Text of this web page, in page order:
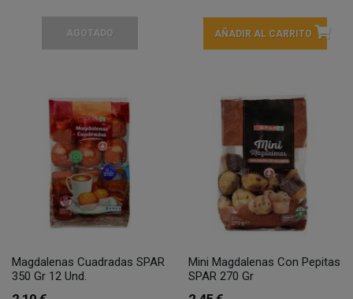
AGOTADO AÑADIR AL CARRITO
Magdalenas Cuadradas SPAR
350 Gr 12 Und.
Mini Magdalenas Con Pepitas
SPAR 270 Gr